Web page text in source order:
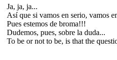
Ja, ja, ja...
Así que si vamos en serio, vamos
Pues estemos de broma!!!
Dudemos, pues, sobre la duda...
To be or not to be, is that the